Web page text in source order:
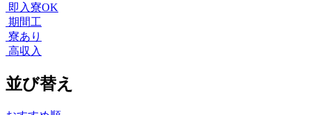
即入寮OK
期間工
寮あり
高収入
並び替え